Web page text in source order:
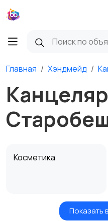
Главная Хэндмейд
Косметика
Куклы и игрушкиПоказать